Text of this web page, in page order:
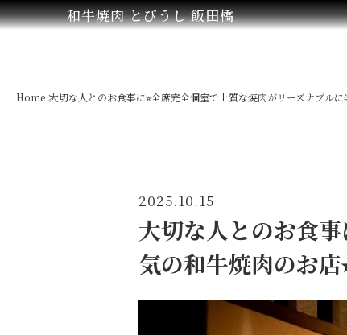
和牛焼肉 とびうし 飯田橋
Home 大切な人とのお食事に⭐︎全席完全個室で上質な焼肉がリーズナブル
2025.10.15
大切な人とのお食
気の和牛焼肉のお